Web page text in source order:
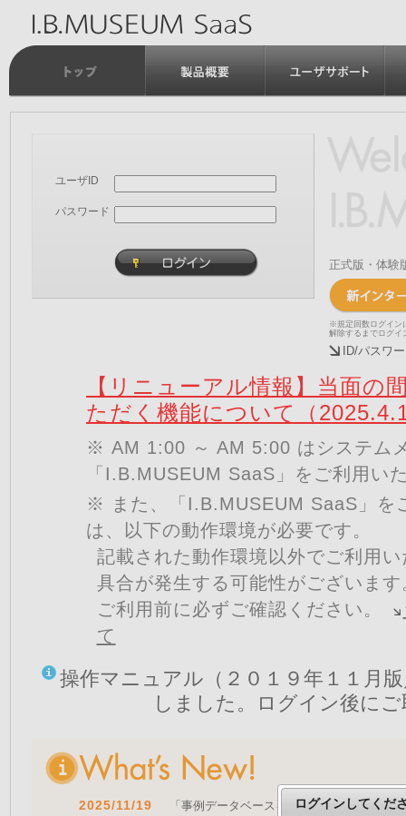
ユーザID
パスワード
正式版・体験
※規定回数ログイン
解除するまでログイ
ID/パスワ
【リニューアル情報】当面の
ただく機能について（
※ AM 1:00 ～ AM 5:00 はシステム
「I.B.MUSEUM SaaS」をご利用い
※ また、「I.B.MUSEUM SaaS」を
は、以下の動作環境が必要です。
記載された動作環境以外でご利用
具合が発生する可能性がございます
ご利用前に必ずご確認ください。
て
操作マニュアル（２０１９年１１月
しました。ログイン後に
2025/11/19 「事例データベースを公開しました」 をア
ログインしてくだ